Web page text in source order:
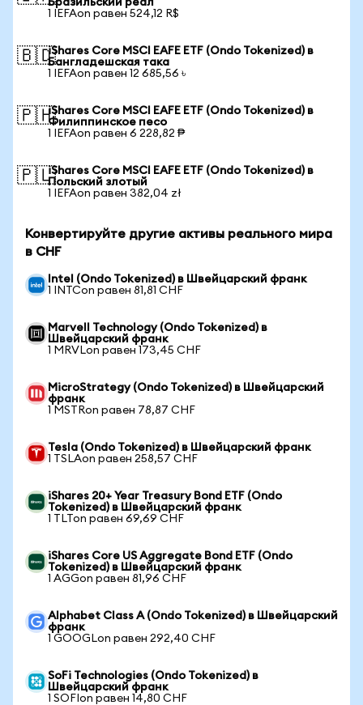
Бразильский реал
1 IEFAon равен 524,12 R$
🇧🇩iShares Core MSCI EAFE ETF (Ondo Tokenized) в
Бангладешская така
1 IEFAon равен 12 685,56 ৳
🇵🇭iShares Core MSCI EAFE ETF (Ondo Tokenized) в
Филиппинское песо
1 IEFAon равен 6 228,82 ₱
🇵🇱iShares Core MSCI EAFE ETF (Ondo Tokenized) в
Польский злотый
1 IEFAon равен 382,04 zł
Конвертируйте другие активы реального мира
в CHF
Intel (Ondo Tokenized) в Швейцарский франк
1 INTCon равен 81,81 CHF
Marvell Technology (Ondo Tokenized) в
Швейцарский франк
1 MRVLon равен 173,45 CHF
MicroStrategy (Ondo Tokenized) в Швейцарский
франк
1 MSTRon равен 78,87 CHF
Tesla (Ondo Tokenized) в Швейцарский франк
1 TSLAon равен 258,57 CHF
iShares 20+ Year Treasury Bond ETF (Ondo
Tokenized) в Швейцарский франк
1 TLTon равен 69,69 CHF
iShares Core US Aggregate Bond ETF (Ondo
Tokenized) в Швейцарский франк
1 AGGon равен 81,96 CHF
Alphabet Class A (Ondo Tokenized) в Швейцарский
франк
1 GOOGLon равен 292,40 CHF
SoFi Technologies (Ondo Tokenized) в
Швейцарский франк
1 SOFIon равен 14,80 CHF